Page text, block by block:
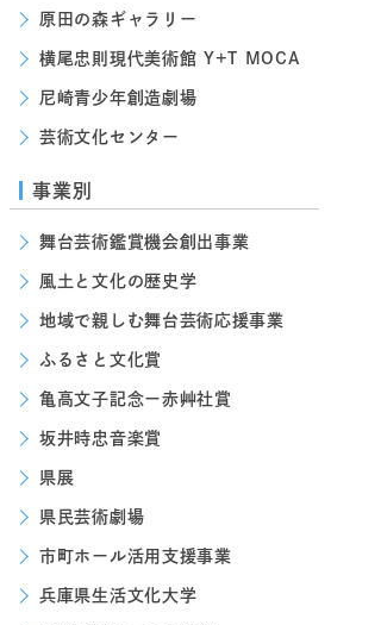
原田の森ギャラリー
横尾忠則現代美術館 Y+T MOCA
尼崎青少年創造劇場
芸術文化センター
事業別
舞台芸術鑑賞機会創出事業
風土と文化の歴史学
地域で親しむ舞台芸術応援事業
ふるさと文化賞
亀高文子記念ー赤艸社賞
坂井時忠音楽賞
県展
県民芸術劇場
市町ホール活用支援事業
兵庫県生活文化大学